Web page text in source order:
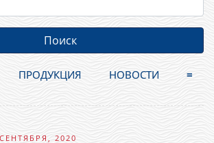
ПРОДУКЦИЯ НОВОСТИ ≡
2020